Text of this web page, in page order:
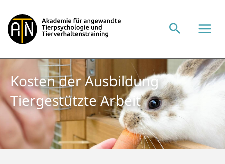
Inhalt
springen
Kosten der Ausbildung
Tiergestützte Arbeit